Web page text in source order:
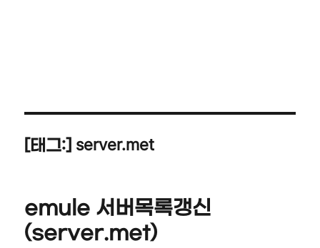
[태그:] server.met
emule 서버목록갱신
(server.met)